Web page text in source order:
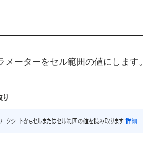
メーターをセル範囲の値にします。